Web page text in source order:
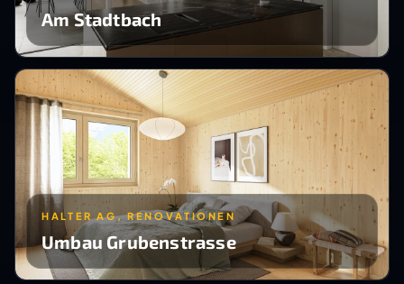
Am Stadtbach
HALTER AG, RENOVATIONEN
Umbau Grubenstrasse